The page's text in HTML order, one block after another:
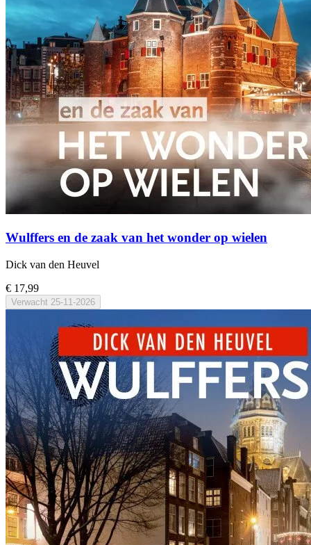
Wulffers en de zaak van het wonder op wielen
Dick van den Heuvel
€ 17,99
Verwacht 25-11-2026